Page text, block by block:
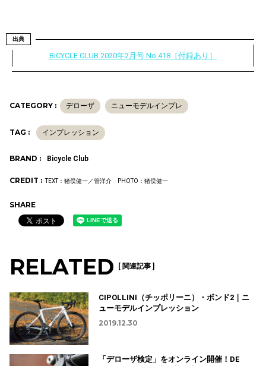
出典
BiCYCLE CLUB 2020年2月号 No.418［付録あり］
CATEGORY : デローザ ニューモデルインプレ
TAG : インプレッション
BRAND : Bicycle Club
CREDIT : TEXT：猪俣健一／管洋介 PHOTO：猪俣健一
SHARE
RELATED [ 関連記事 ]
CIPOLLINI（チッポリーニ）・ボンド2｜ニ
ューモデルインプレッション
2019.12.30
「デローザ検定」をオンライン開催！DE